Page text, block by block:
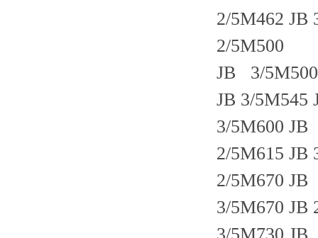
2/5M462 JB
2/5M500
JB 3/5M500
JB 3/5M545
3/5M600 JB
2/5M615 JB
2/5M670 JB
3/5M670 JB